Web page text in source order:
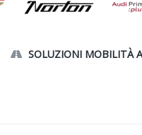
SOLUZIONI MOBILITÀ